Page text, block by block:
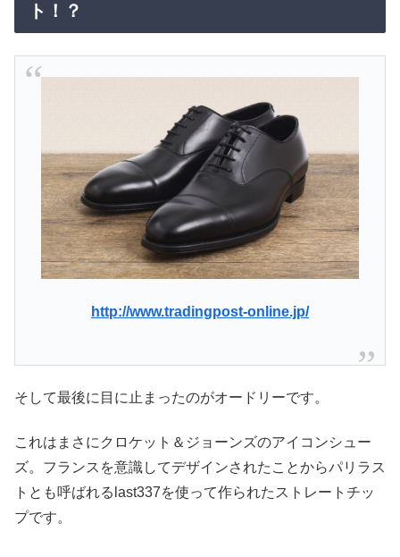
ト！？
http://www.tradingpost-online.jp/
そして最後に目に止まったのがオードリーです。
これはまさにクロケット＆ジョーンズのアイコンシュー
ズ。フランスを意識してデザインされたことからパリラス
トとも呼ばれるlast337を使って作られたストレートチッ
プです。